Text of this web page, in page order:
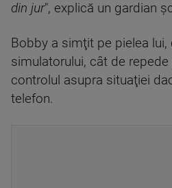
din jur", explică un gardian
Bobby a simţit pe pielea lui,
simulatorului, cât de
controlul asupra situaţiei
telefon.